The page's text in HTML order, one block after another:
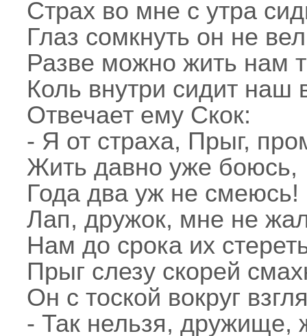
Страх во мне с утра
Глаз сомкнуть он не
Разве можно жить нам
Коль внутри сидит наш
Отвечает ему Скок:
- Я от страха, Прыг,
Жить давно уже боюсь,
Года два уж не смеюсь!
Лап, дружок, мне не
Нам до срока их
Прыг слезу скорей
Он с тоской вокруг
- Так нельзя, дружище,